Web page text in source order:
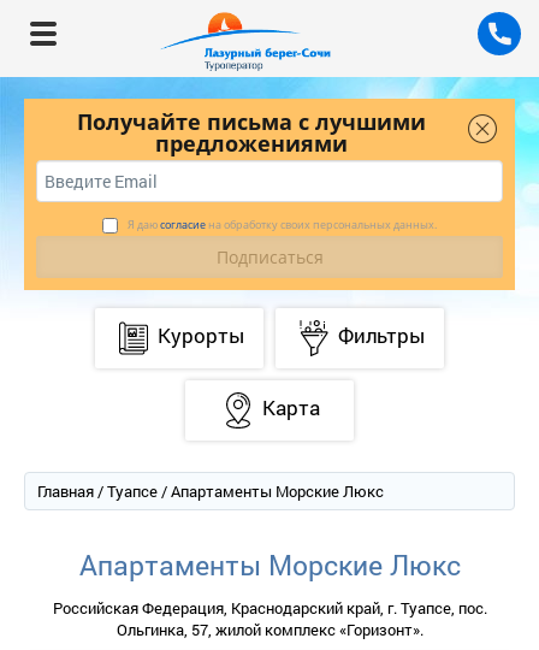
Получайте письма с лучшими
предложениями
Я даюсогласие на обработку своих персональных данных.
Курорты Фильтры
Карта
Главная/Туапсе/ Апартаменты Морские Люкс
Апартаменты Морские Люкс
Российская Федерация, Краснодарский край, г. Туапсе, пос.
Ольгинка, 57, жилой комплекс «Горизонт».